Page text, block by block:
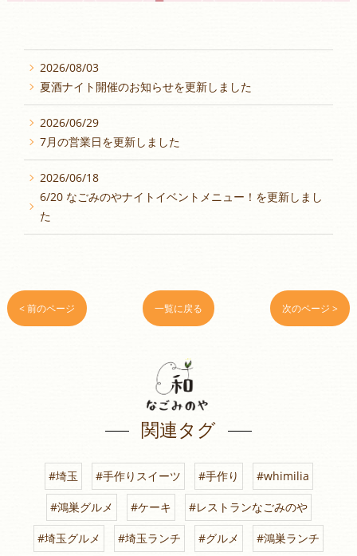
2026/08/03
夏酒ナイト開催のお知らせを更新しました
2026/06/29
7月の営業日を更新しました
2026/06/18
6/20 なごみのやナイトイベントメニュー！を更新しまし
た
< 前のページ 一覧に戻る 次のページ >
関連タグ
#埼玉 #手作りスイーツ #手作り #whimilia
#鴻巣グルメ #ケーキ #レストランなごみのや
#埼玉グルメ #埼玉ランチ #グルメ #鴻巣ランチ